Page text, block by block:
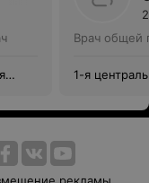
Врач общей
1-я